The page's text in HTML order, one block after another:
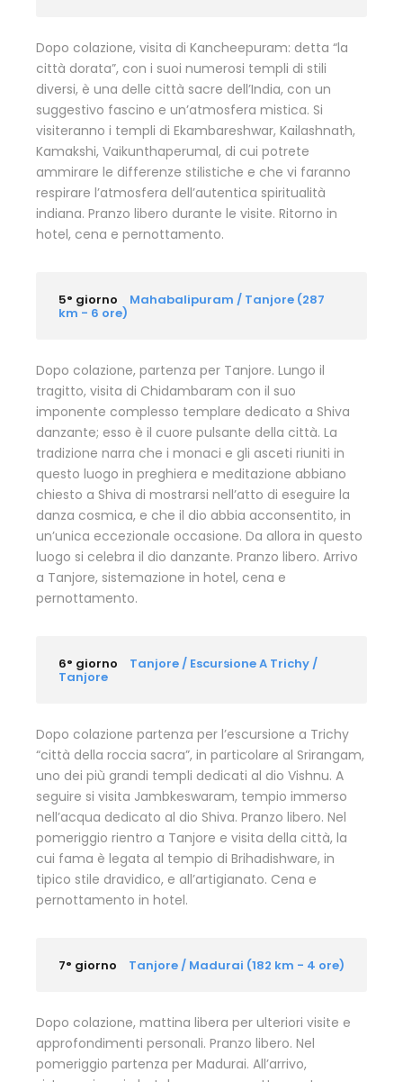
Dopo colazione, visita di Kancheepuram: detta “la
città dorata”, con i suoi numerosi templi di stili
diversi, è una delle città sacre dell’India, con un
suggestivo fascino e un’atmosfera mistica. Si
visiteranno i templi di Ekambareshwar, Kailashnath,
Kamakshi, Vaikunthaperumal, di cui potrete
ammirare le differenze stilistiche e che vi faranno
respirare l’atmosfera dell’autentica spiritualità
indiana. Pranzo libero durante le visite. Ritorno in
hotel, cena e pernottamento.
5° giorno Mahabalipuram / Tanjore (287
km - 6 ore)
Dopo colazione, partenza per Tanjore. Lungo il
tragitto, visita di Chidambaram con il suo
imponente complesso templare dedicato a Shiva
danzante; esso è il cuore pulsante della città. La
tradizione narra che i monaci e gli asceti riuniti in
questo luogo in preghiera e meditazione abbiano
chiesto a Shiva di mostrarsi nell’atto di eseguire la
danza cosmica, e che il dio abbia acconsentito, in
un’unica eccezionale occasione. Da allora in questo
luogo si celebra il dio danzante. Pranzo libero. Arrivo
a Tanjore, sistemazione in hotel, cena e
pernottamento.
6° giorno Tanjore / Escursione A Trichy /
Tanjore
Dopo colazione partenza per l’escursione a Trichy
“città della roccia sacra”, in particolare al Srirangam,
uno dei più grandi templi dedicati al dio Vishnu. A
seguire si visita Jambkeswaram, tempio immerso
nell’acqua dedicato al dio Shiva. Pranzo libero. Nel
pomeriggio rientro a Tanjore e visita della città, la
cui fama è legata al tempio di Brihadishware, in
tipico stile dravidico, e all’artigianato. Cena e
pernottamento in hotel.
7° giorno Tanjore / Madurai (182 km - 4 ore)
Dopo colazione, mattina libera per ulteriori visite e
approfondimenti personali. Pranzo libero. Nel
pomeriggio partenza per Madurai. All’arrivo,